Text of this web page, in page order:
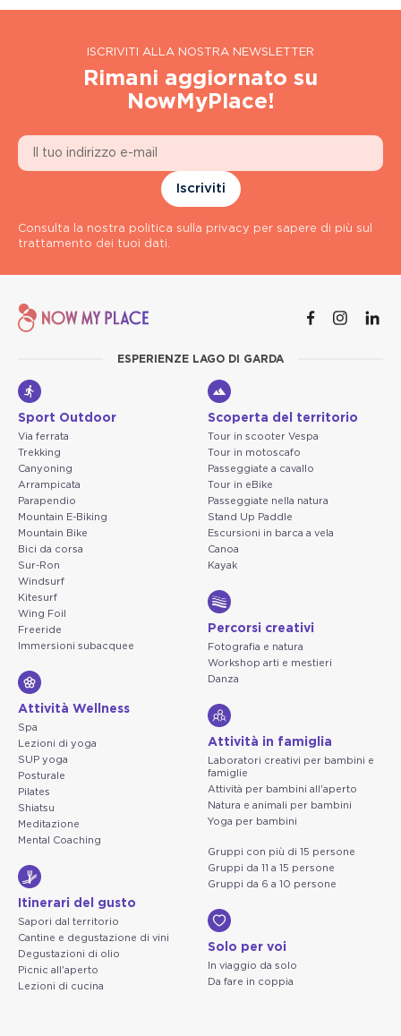
ISCRIVITI ALLA NOSTRA NEWSLETTER
Rimani aggiornato su
NowMyPlace!
Iscriviti
Consulta la nostra politica sulla privacy per sapere di più sul
trattamento dei tuoi dati.
ESPERIENZE LAGO DI GARDA
Sport Outdoor
Via ferrata
Trekking
Canyoning
Arrampicata
Parapendio
Mountain E-Biking
Mountain Bike
Bici da corsa
Sur-Ron
Windsurf
Kitesurf
Wing Foil
Freeride
Immersioni subacquee
Attività Wellness
Spa
Lezioni di yoga
SUP yoga
Posturale
Pilates
Shiatsu
Meditazione
Mental Coaching
Itinerari del gusto
Sapori dal territorio
Cantine e degustazione di vini
Degustazioni di olio
Picnic all'aperto
Lezioni di cucina
Scoperta del territorio
Tour in scooter Vespa
Tour in motoscafo
Passeggiate a cavallo
Tour in eBike
Passeggiate nella natura
Stand Up Paddle
Escursioni in barca a vela
Canoa
Kayak
Percorsi creativi
Fotografia e natura
Workshop arti e mestieri
Danza
Attività in famiglia
Laboratori creativi per bambini e
famiglie
Attività per bambini all'aperto
Natura e animali per bambini
Yoga per bambini
Gruppi con più di 15 persone
Gruppi da 11 a 15 persone
Gruppi da 6 a 10 persone
Solo per voi
In viaggio da solo
Da fare in coppia